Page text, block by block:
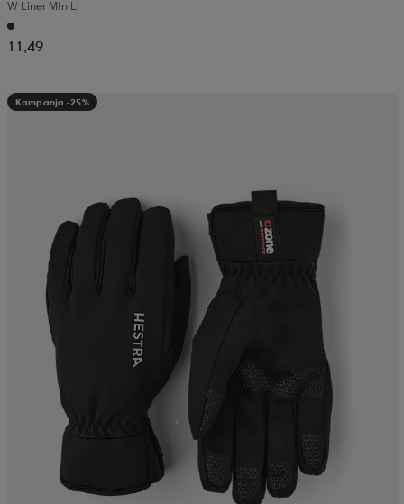
W Liner Mtn Ll
11,49
Kampanja -25%